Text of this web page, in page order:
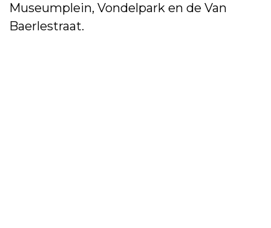
Museumplein, Vondelpark en de Van
Baerlestraat.